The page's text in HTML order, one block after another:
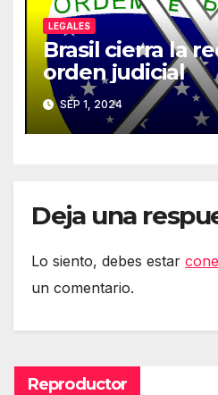
LEGALES
Brasil cierra la
orden judicial
SEP 1, 2024
Deja una
Lo siento, debes estar
un comentario.
Reproductor